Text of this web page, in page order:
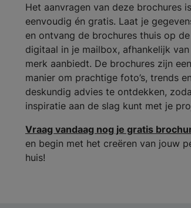
Het aanvragen van deze brochures
eenvoudig én gratis. Laat je
en ontvang de brochures thuis op
digitaal in je mailbox, afhankelijk
merk aanbiedt. De brochures zijn
manier om prachtige foto’s, trends en
deskundig advies te ontdekken,
inspiratie aan de slag kunt met je
Vraag vandaag nog je gratis
en begin met het creëren van jouw
huis!